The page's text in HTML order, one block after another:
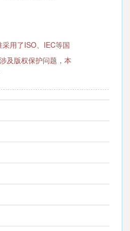
采用了ISO、IEC等国
及版权保护问题，本